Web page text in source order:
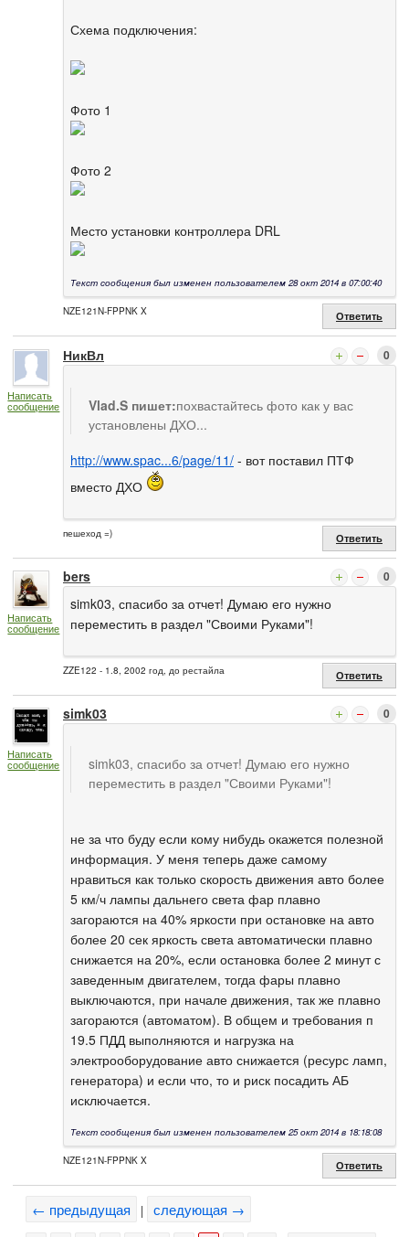
Схема подключения:
Фото 1
Фото 2
Место установки контроллера DRL
Текст сообщения был изменен пользователем 28 окт 2014 в 07:00:40
NZE121N-FPPNK X Ответить
Написать
сообщение
НикВл 0
Vlad.S пишет:похвастайтесь фото как у вас
установлены ДХО...
http://www.spac...6/page/11/ - вот поставил ПТФ
вместо ДХО
пешеход =) Ответить
Написать
сообщение
bers 0
simk03, спасибо за отчет! Думаю его нужно
переместить в раздел "Своими Руками"!
ZZE122 - 1.8, 2002 год, до рестайла Ответить
Написать
сообщение
simk03 0
simk03, спасибо за отчет! Думаю его нужно
переместить в раздел "Своими Руками"!
не за что буду если кому нибудь окажется полезной
информация. У меня теперь даже самому
нравиться как только скорость движения авто более
5 км/ч лампы дальнего света фар плавно
загораются на 40% яркости при остановке на авто
более 20 сек яркость света автоматически плавно
снижается на 20%, если остановка более 2 минут с
заведенным двигателем, тогда фары плавно
выключаются, при начале движения, так же плавно
загораются (автоматом). В общем и требования п
19.5 ПДД выполняются и нагрузка на
электрооборудование авто снижается (ресурс ламп,
генератора) и если что, то и риск посадить АБ
исключается.
Текст сообщения был изменен пользователем 25 окт 2014 в 18:18:08
NZE121N-FPPNK X Ответить
← предыдущая | следующая →